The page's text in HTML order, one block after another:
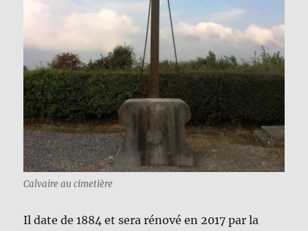
Calvaire au cimetière
Il date de 1884 et sera rénové en 2017 par la